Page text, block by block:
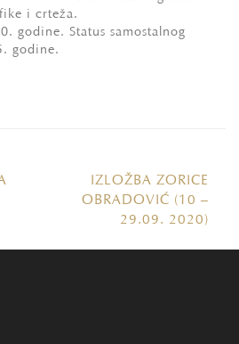
i crteža.
godine. Status samostalnog
godine.
IZLOŽBA ZORICE
OBRADOVIĆ (10 –
29.09. 2020)